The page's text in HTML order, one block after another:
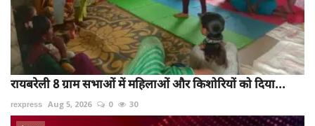
रायबरेली 8 ग्राम सभाओं में महिलाओं और किशोरियों को दिया...
rexpress Aug 5, 2026 0 30